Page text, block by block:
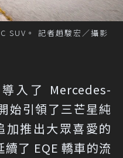
SUV。 記者趙駿宏／攝影
入了 Mercedes-
始引領了三芒星純
加推出大眾喜愛的
續了 EQE 轎車的流